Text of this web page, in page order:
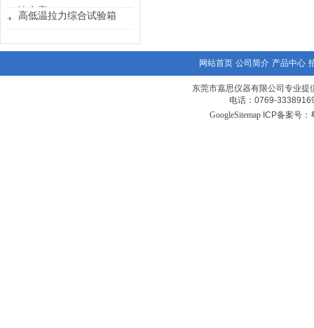
仪器
决方案
高低温拉力综合试验箱
网站首页 公司简介 产品中心
东莞市嘉思仪器有限公司专业
电话：0769-
GoogleSitemap ICP备案号：